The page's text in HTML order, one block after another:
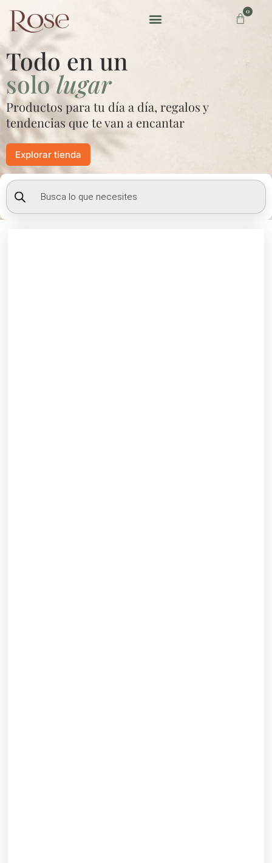
contenido
0
Carrito
Todo en un
sololugar
Productos para tu día a día, regalos y
tendencias que te van a encantar
Explorar tienda
Búsqueda
de
productos